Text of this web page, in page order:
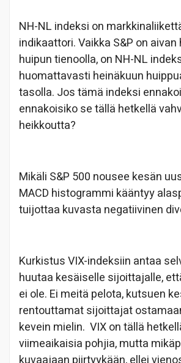
NH-NL indeksi on
indikaattori. Vaikka S&P on
huipun tienoolla, on NH-NL
huomattavasti heinäkuun
tasolla. Jos tämä indeksi
ennakoisiko se tällä hetkellä
heikkoutta?
Mikäli S&P 500 nousee kesän
MACD histogrammi kääntyy
tuijottaa kuvasta negatiivinen
Kurkistus VIX-indeksiin antaa
huutaa kesäiselle sijoittajalle,
ei ole. Ei meitä pelota, kutsuen
rentouttamat sijoittajat
kevein mielin. VIX on tällä
viimeaikaisia pohjia, mutta